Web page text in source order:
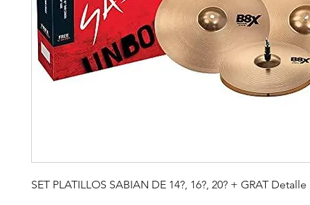
SET PLATILLOS SABIAN DE 14?, 16?, 20? + GRAT Detalle